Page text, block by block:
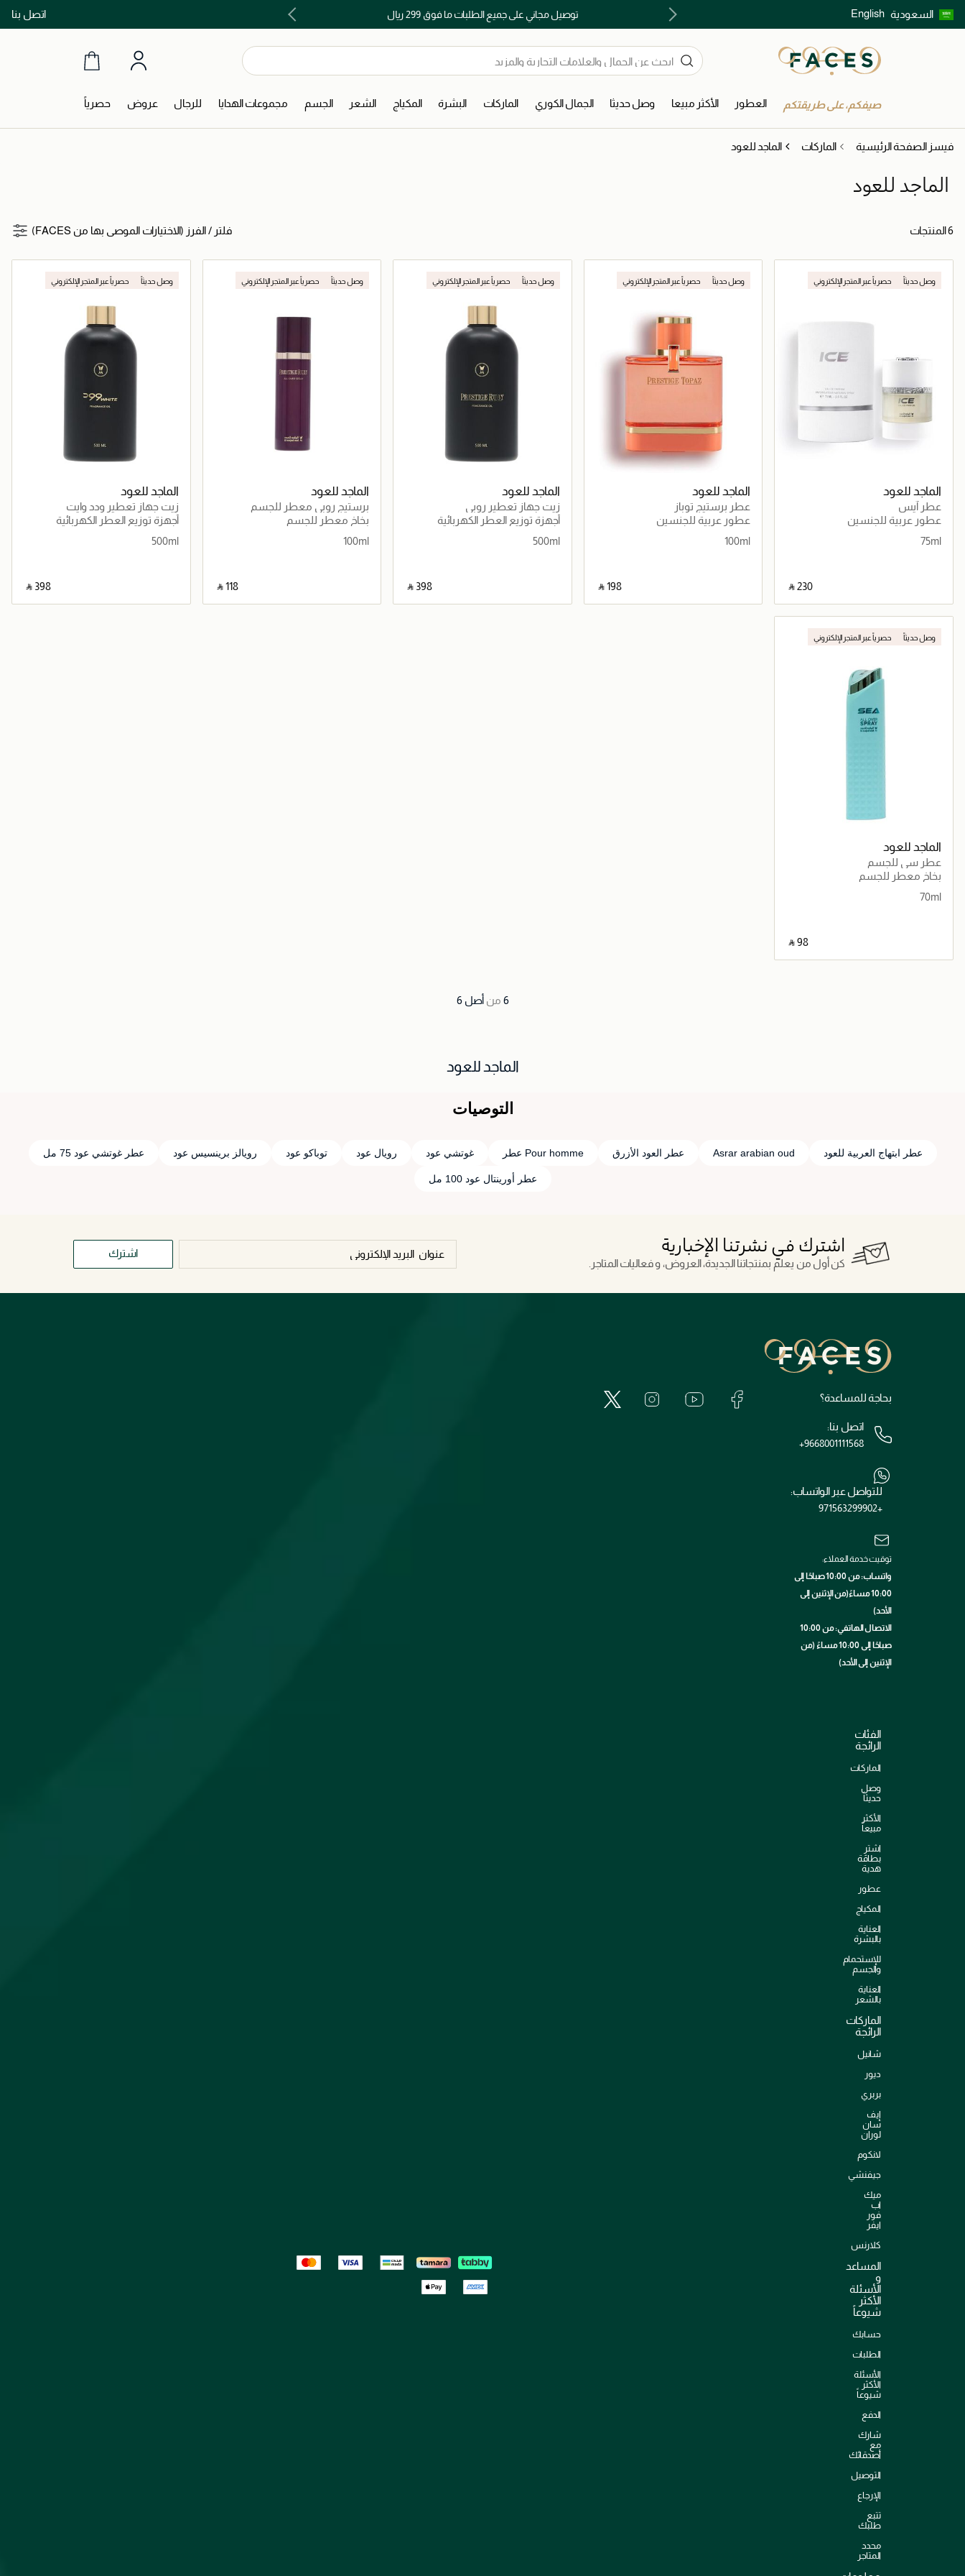
السعودية English اتصل بنااشتري الآن و ادفع لاحقاً مع تابي و تمارا! توصيل مجاني على جميع الطلبات ما فوق 299 ريال اكتشفوا خدمات الجمال المختارة بعناية
صيفكم، على طريقتكم العطور الأكثر مبيعا وصل حديثا الجمال الكوري الماركات البشرة المكياج الشعر الجسم مجموعات الهدايا للرجال عروض حصرياً
فيسز الصفحة الرئيسية الماركات الماجد للعود
الماجد للعود
6 المنتجات فلتر /الفرز (الاختيارات الموصى بها من FACES)
وصل حديثاً حصرياً عبر المتجر الإلكتروني
الماجد للعود
عطر آيس
عطور عربية للجنسين
75ml
‎ ⃁ ⁦230⁩ ‎
جاري تحميل التفاصيل
وصل حديثاً حصرياً عبر المتجر الإلكتروني
الماجد للعود
عطر برستيج توباز
عطور عربية للجنسين
100ml
‎ ⃁ ⁦198⁩ ‎
وصل حديثاً حصرياً عبر المتجر الإلكتروني
الماجد للعود
زيت جهاز تعطير روبي
أجهزة توزيع العطر الكهربائية
500ml
‎ ⃁ ⁦398⁩ ‎
وصل حديثاً حصرياً عبر المتجر الإلكتروني
الماجد للعود
برستيج روبي معطر للجسم
بخاخ معطر للجسم
100ml
‎ ⃁ ⁦118⁩ ‎
وصل حديثاً حصرياً عبر المتجر الإلكتروني
الماجد للعود
زيت جهاز تعطير ودد وايت
أجهزة توزيع العطر الكهربائية
500ml
‎ ⃁ ⁦398⁩ ‎
وصل حديثاً حصرياً عبر المتجر الإلكتروني
الماجد للعود
عطر سي للجسم
بخاخ معطر للجسم
70ml
‎ ⃁ ⁦98⁩ ‎
6 من أصل 6
الماجد للعود
التوصيات
عطر ابتهاج العربية للعود Asrar arabian oud عطر العود الأزرق Pour homme عطر غوتشي عود رويال عود توباكو عود رويالز برينسيس عود عطر غوتشي عود 75 مل
عطر أورينتال عود 100 مل
اشترك في نشرتنا الإخبارية
كن أول من يعلم بمنتجاتنا الجديدة، العروض، و فعاليات المتاجر.
اشترك
بحاجة للمساعدة؟
اتصل بنا:
+9668001111568
للتواصل عبر الواتساب:
+971563299902
توقيت خدمة العملاء:
واتساب: من 10:00 صباحًا إلى
10:00 مساءً(من الإثنين إلى
الأحد)
الاتصال الهاتفي: من 10:00
صباحًا إلى 10:00 مساءً (من
الإثنين إلى الأحد)
الفئات
الرائجة
الماركات
وصل
حديثاً
الأكثر
مبيعاً
اشترِ
بطاقة
هدية
عطور
المكياج
العناية
بالبشرة
للإستحمام
والجسم
العناية
بالشعر
الماركات
الرائجة
شانيل
ديور
بربري
إيف
سان
لوران
لانكوم
جيفنشي
ميك
اب
فور
ايفر
كلارنس
المساعد
و
الأسئلة
الأكثر
شيوعاً
حسابك
الطلبات
الأسئلة
الأكثر
شيوعاً
الدفع
شارك
مع
أصدقائك
التوصيل
الإرجاع
تتبع
طلبك
محدد
المتاجر